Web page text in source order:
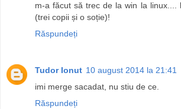
m-a făcut să trec de la win la linux....
(trei copii și o soție)!
Răspundeți
Tudor Ionut 10 august 2014 la 21:41
imi merge sacadat, nu stiu de ce.
Răspundeți